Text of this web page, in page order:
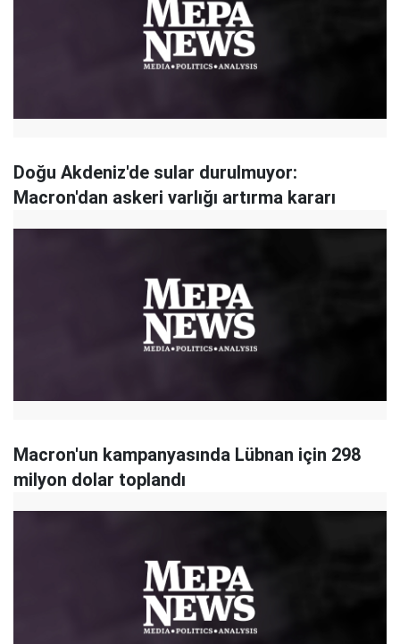
Doğu Akdeniz'de sular durulmuyor:
Macron'dan askeri varlığı artırma kararı
Macron'un kampanyasında Lübnan için 298
milyon dolar toplandı